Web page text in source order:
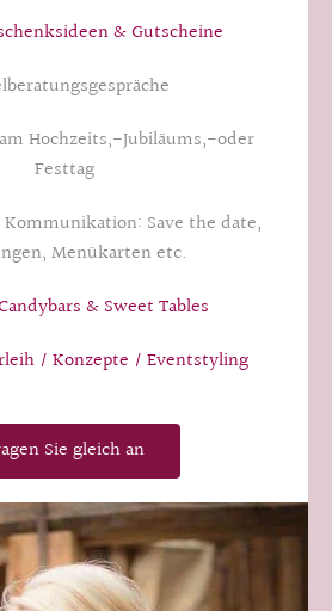
& Gutscheine
Hochzeits,-Jubiläums,-oder
Festtag
Save the date,
Menükarten etc.
& Sweet Tables
/ Konzepte / Eventstyling
Sie gleich an